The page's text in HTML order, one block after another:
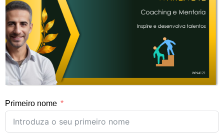
Primeiro nome